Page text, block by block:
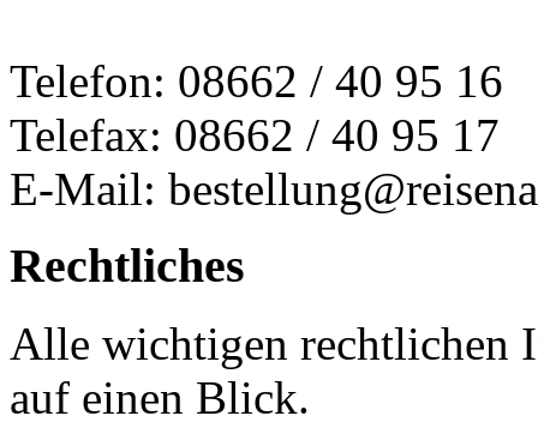
Telefon: 08662 / 40 95 16
Telefax: 08662 / 40 95 17
E-Mail:
Rechtliches
Alle wichtigen rechtlichen
auf einen Blick.